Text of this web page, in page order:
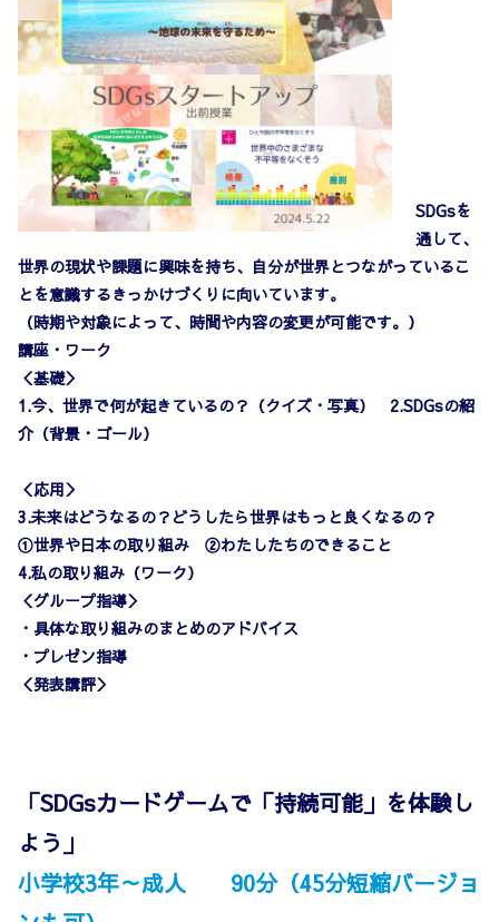
SDGsを
通して、
世界の現状や課題に興味を持ち、自分が世界とつながっているこ
とを意識するきっかけづくりに向いています。
（時期や対象によって、時間や内容の変更が可能です。）
講座・ワーク
＜基礎＞
1.今、世界で何が起きているの？（クイズ・写真） 2.SDGsの紹
介（背景・ゴール）
＜応用＞
3.未来はどうなるの？どうしたら世界はもっと良くなるの？
①世界や日本の取り組み ②わたしたちのできること
4.私の取り組み（ワーク）
＜グループ指導＞
・具体な取り組みのまとめのアドバイス
・プレゼン指導
＜発表講評＞
「SDGsカードゲームで「持続可能」を体験し
よう」
小学校3年～成人 90分（45分短縮バージョ